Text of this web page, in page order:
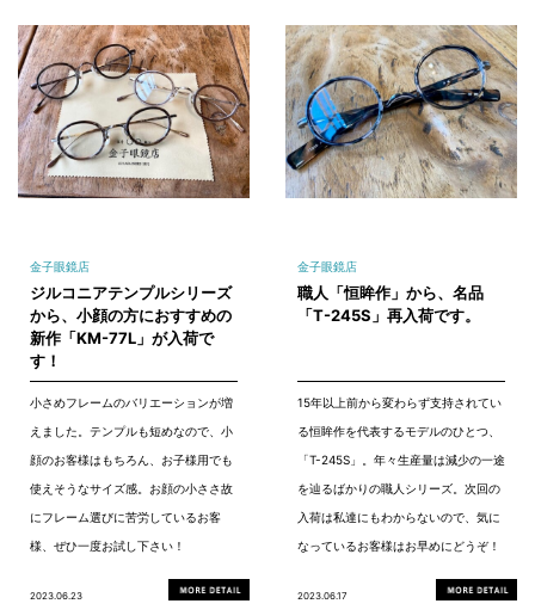
金子眼鏡店
ジルコニアテンプルシリーズ
から、小顔の方におすすめの
新作「KM-77L」が入荷で
す！
小さめフレームのバリエーションが増
えました。テンプルも短めなので、小
顔のお客様はもちろん、お子様用でも
使えそうなサイズ感。お顔の小ささ故
にフレーム選びに苦労しているお客
様、ぜひ一度お試し下さい！
2023.06.23
金子眼鏡店
職人「恒眸作」から、名品
「T-245S」再入荷です。
15年以上前から変わらず支持されてい
る恒眸作を代表するモデルのひとつ、
「T-245S」。年々生産量は減少の一途
を辿るばかりの職人シリーズ。次回の
入荷は私達にもわからないので、気に
なっているお客様はお早めにどうぞ！
2023.06.17